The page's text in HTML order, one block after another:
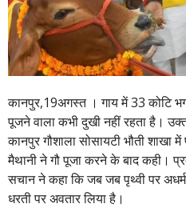
कानपुर,19अगस्त । गाय में 33 कोटि
पूजने वाला कभी दुखी नहीं रहता है।
कानपुर गौशाला सोसायटी भौती शाखा
मैथानी ने गौ पूजा करने के बाद कही।
सचान ने कहा कि जब जब पृथ्वी पर
धरती पर अवतार लिया है।